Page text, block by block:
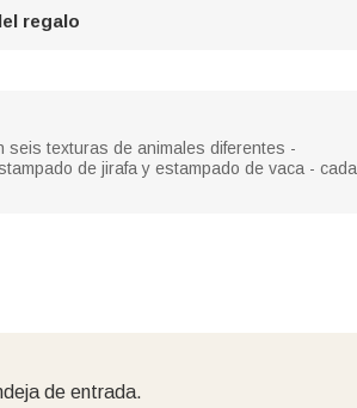
regalo
seis texturas de animales diferentes -
de jirafa y estampado de vaca - cada
de entrada.